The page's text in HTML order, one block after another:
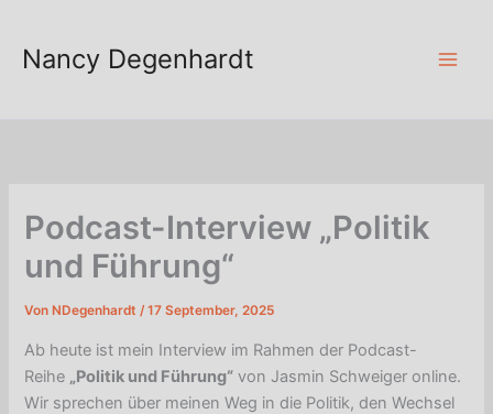
springen
Nancy Degenhardt
Podcast-Interview „Politik
und Führung“
Von NDegenhardt/17 September, 2025
Ab heute ist mein Interview im Rahmen der Podcast-
Reihe „Politik und Führung“ von Jasmin Schweiger online.
Wir sprechen über meinen Weg in die Politik, den Wechsel